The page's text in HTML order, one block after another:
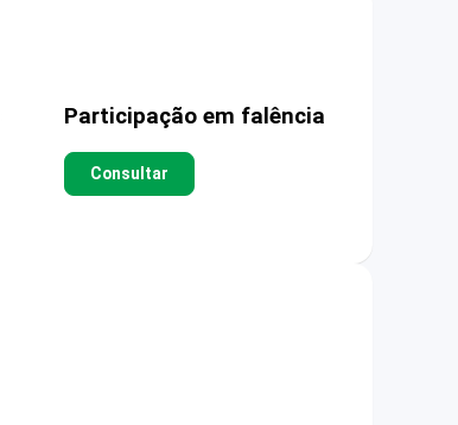
Participação em falência
Consultar